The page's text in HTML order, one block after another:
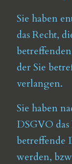
Sie haben
das Recht,
der Sie
verlangen.
Sie haben
DSGVO das
betreffende
werden,